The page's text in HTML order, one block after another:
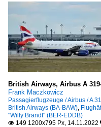
British Airways, Airbus A
Frank Maczkowicz
Passagierflugzeuge / Airbus / A
British Airways (BA-BAW),
"Willy Brandt" (BER-EDDB)
 149 1200x795 Px, 14.11.2022